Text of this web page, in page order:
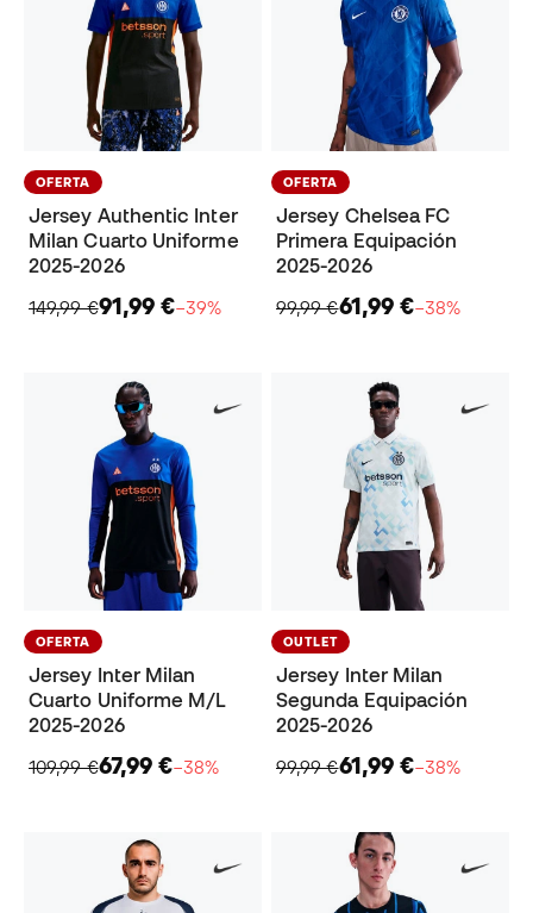
OFERTA
Jersey Authentic Inter
Milan Cuarto Uniforme
2025-2026
149,99 €91,99 €−39%
OFERTA
Jersey Chelsea FC
Primera Equipación
2025-2026
99,99 €61,99 €−38%
OFERTA
Jersey Inter Milan
Cuarto Uniforme M/L
2025-2026
109,99 €67,99 €−38%
OUTLET
Jersey Inter Milan
Segunda Equipación
2025-2026
99,99 €61,99 €−38%